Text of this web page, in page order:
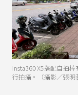
Insta360 X5搭配自拍
行拍攝。（攝影／張明